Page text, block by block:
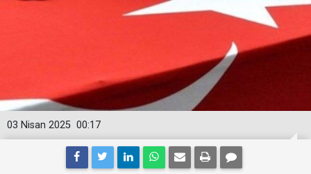
00:17
03 Nisan 2025